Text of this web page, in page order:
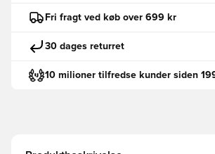
Fri fragt ved køb over 699 kr
30 dages returret
10 milioner tilfredse kunder siden